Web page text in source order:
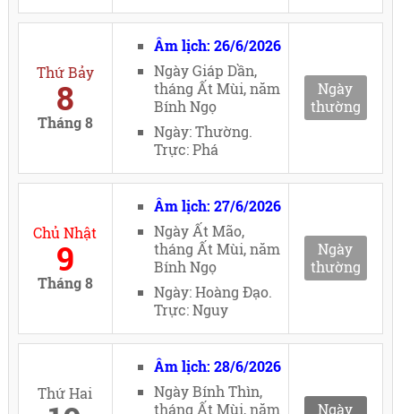
Thứ Bảy
8
Tháng 8
Âm lịch: 26/6/2026
Ngày Giáp Dần,
tháng Ất Mùi, năm
Bính Ngọ
Ngày: Thường.
Trực: Phá
Ngày
thường
Chủ Nhật
9
Tháng 8
Âm lịch: 27/6/2026
Ngày Ất Mão,
tháng Ất Mùi, năm
Bính Ngọ
Ngày: Hoàng Đạo.
Trực: Nguy
Ngày
thường
Thứ Hai
Âm lịch: 28/6/2026
Ngày Bính Thìn,
tháng Ất Mùi, năm
Ngày